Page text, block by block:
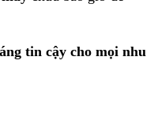
tin cậy cho mọi nhu